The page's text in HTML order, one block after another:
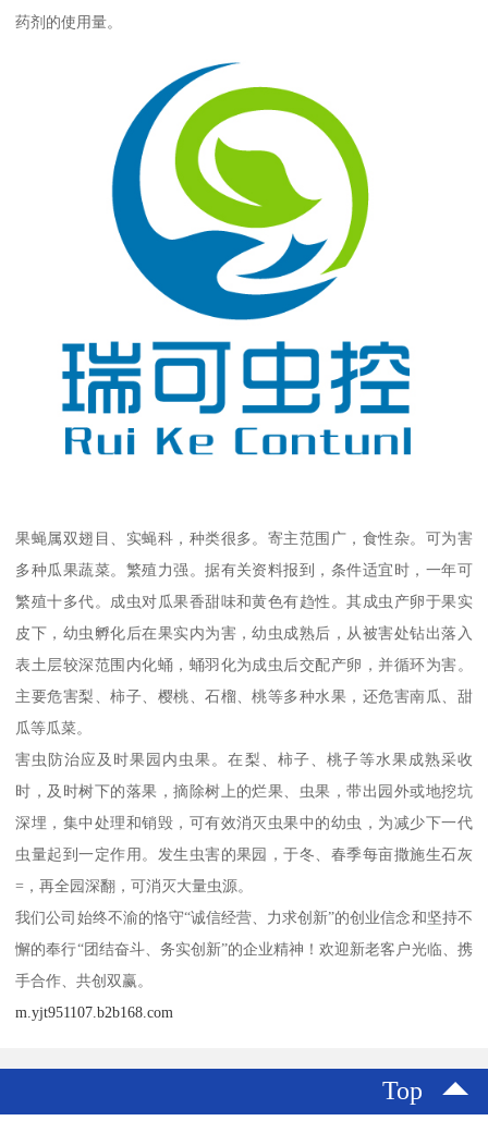
药剂的使用量。
果蝇属双翅目、实蝇科，种类很多。寄主范围广，食性杂。可为害
多种瓜果蔬菜。繁殖力强。据有关资料报到，条件适宜时，一年可
繁殖十多代。成虫对瓜果香甜味和黄色有趋性。其成虫产卵于果实
皮下，幼虫孵化后在果实内为害，幼虫成熟后，从被害处钻出落入
表土层较深范围内化蛹，蛹羽化为成虫后交配产卵，并循环为害。
主要危害梨、柿子、樱桃、石榴、桃等多种水果，还危害南瓜、甜
瓜等瓜菜。
害虫防治应及时果园内虫果。在梨、柿子、桃子等水果成熟采收
时，及时树下的落果，摘除树上的烂果、虫果，带出园外或地挖坑
深埋，集中处理和销毁，可有效消灭虫果中的幼虫，为减少下一代
虫量起到一定作用。发生虫害的果园，于冬、春季每亩撒施生石灰
=，再全园深翻，可消灭大量虫源。
我们公司始终不渝的恪守“诚信经营、力求创新”的创业信念和坚持不
懈的奉行“团结奋斗、务实创新”的企业精神！欢迎新老客户光临、携
手合作、共创双赢。
m.yjt951107.b2b168.com
Top